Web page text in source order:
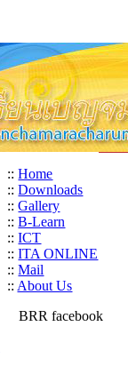
:: Home
:: Downloads
:: Gallery
:: B-Learn
:: ICT
:: ITA ONLINE
:: Mail
:: About Us
BRR facebook